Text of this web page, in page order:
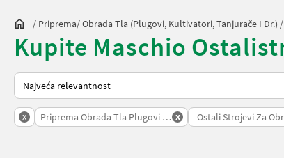
/ Priprema/ Obrada Tla (plugovi, Kultivatori, Tanjurače I Dr.) /
Kupite Maschio
Tako se sortira na Landwirt.com
x Priprema Obrada Tla Plugovi Kultivatori Tanjurace I Dr
x Ostali Strojevi Za